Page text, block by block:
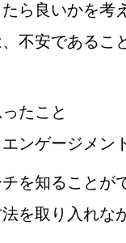
ら良いかを考
不安であるこ
たこと
ンゲージメン
を知ることが
を取り入れな